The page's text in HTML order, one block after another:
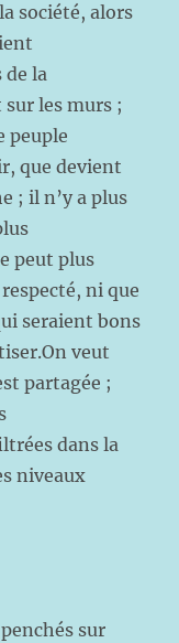
société, alors
de la
les murs ;
peuple
que devient
; il n’y a plus
peut plus
ni que
seraient bons
veut
partagée ;
dans la
niveaux
sur